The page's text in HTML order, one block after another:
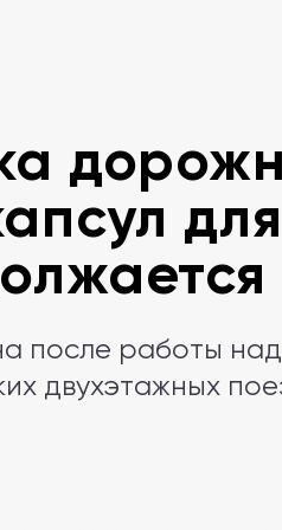
после работы
двухэтажных